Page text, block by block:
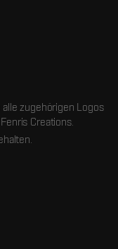
zugehörigen Logos
Creations.